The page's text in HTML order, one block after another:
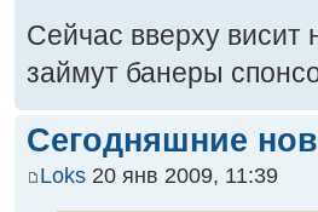
Сейчас вверху висит
займут банеры
Сегодняшние
Loks 20 янв 2009, 11:39